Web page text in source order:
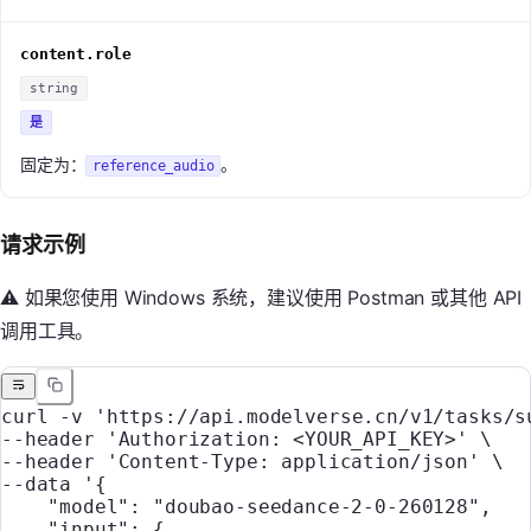
content.role
string
是
固定为： reference_audio 。
请求示例
⚠️ 如果您使用 Windows 系统，建议使用 Postman 或其他 API
调用工具。
curl -v 'https://api.modelverse.cn/v1/tasks/
--header
'Authorization: <YOUR_API_KEY>'
\
--header
'Content-Type: application/json'
\
--data
'{
    "model": "doubao-seedance-2-0-260128",